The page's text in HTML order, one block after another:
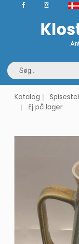
Katalog
Ej på lager